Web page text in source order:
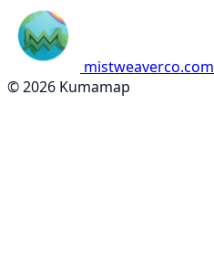
mistweaverco.com
© 2026 Kumamap